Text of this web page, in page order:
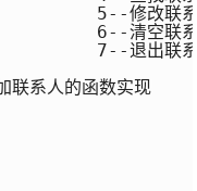
5--修改联
6--清空联
7--退出联
人的函数实现